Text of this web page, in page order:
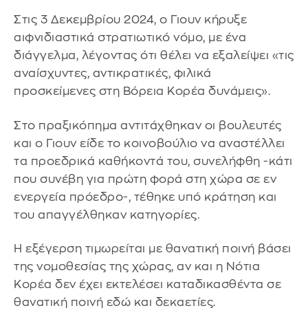
Στις 3 Δεκεμβρίου 2024, ο Γιουν κήρυξε
αιφνιδιαστικά στρατιωτικό νόμο, με ένα
διάγγελμα, λέγοντας ότι θέλει να εξαλείψει «τις
αναίσχυντες, αντικρατικές, φιλικά
προσκείμενες στη Βόρεια Κορέα δυνάμεις».
Στο πραξικόπημα αντιτάχθηκαν οι βουλευτές
και ο Γιουν είδε το κοινοβούλιο να αναστέλλει
τα προεδρικά καθήκοντά του, συνελήφθη -κάτι
που συνέβη για πρώτη φορά στη χώρα σε εν
ενεργεία πρόεδρο-, τέθηκε υπό κράτηση και
του απαγγέλθηκαν κατηγορίες.
Η εξέγερση τιμωρείται με θανατική ποινή βάσει
της νομοθεσίας της χώρας, αν και η Νότια
Κορέα δεν έχει εκτελέσει καταδικασθέντα σε
θανατική ποινή εδώ και δεκαετίες.